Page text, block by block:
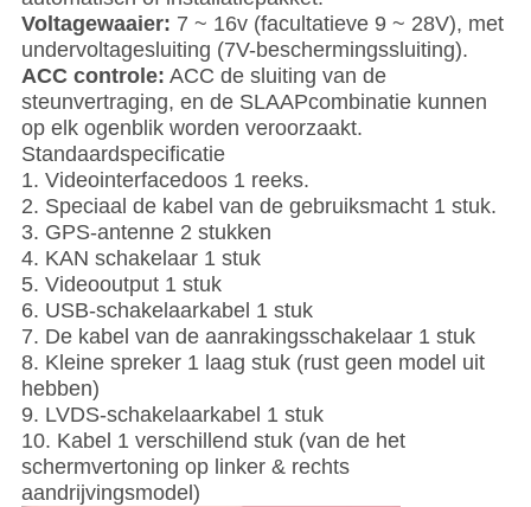
Voltagewaaier: 7 ~ 16v (facultatieve 9 ~ 28V), met
undervoltagesluiting (7V-beschermingssluiting).
ACC controle: ACC de sluiting van de
steunvertraging, en de SLAAPcombinatie kunnen
op elk ogenblik worden veroorzaakt.
Standaardspecificatie
1. Videointerfacedoos 1 reeks.
2. Speciaal de kabel van de gebruiksmacht 1 stuk.
3. GPS-antenne 2 stukken
4. KAN schakelaar 1 stuk
5. Videooutput 1 stuk
6. USB-schakelaarkabel 1 stuk
7. De kabel van de aanrakingsschakelaar 1 stuk
8. Kleine spreker 1 laag stuk (rust geen model uit
hebben)
9. LVDS-schakelaarkabel 1 stuk
10. Kabel 1 verschillend stuk (van de het
schermvertoning op linker & rechts
aandrijvingsmodel)